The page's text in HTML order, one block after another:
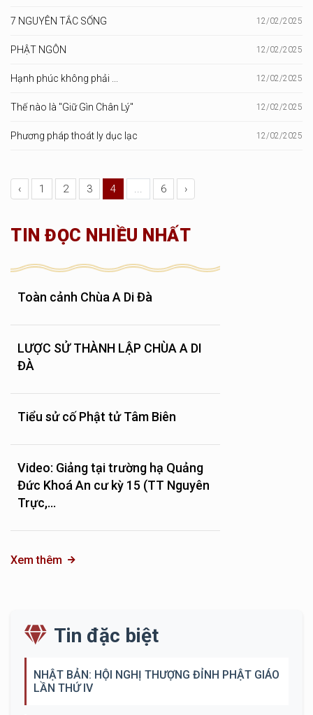
7 NGUYÊN TẮC SỐNG 12/02/2025
PHẬT NGÔN 12/02/2025
Hạnh phúc không phải ... 12/02/2025
Thế nào là "Giữ Gìn Chân Lý" 12/02/2025
Phương pháp thoát ly dục lạc 12/02/2025
‹ 1 2 3 4 ... 6 ›
TIN ĐỌC NHIỀU NHẤT
Toàn cảnh Chùa A Di Đà
LƯỢC SỬ THÀNH LẬP CHÙA A DI
ĐÀ
Tiểu sử cố Phật tử Tâm Biên
Video: Giảng tại trường hạ Quảng
Đức Khoá An cư kỳ 15 (TT Nguyên
Trực,...
Xem thêm
Tin đặc biệt
NHẬT BẢN: HỘI NGHỊ THƯỢNG ĐỈNH PHẬT GIÁO
LẦN THỨ IV